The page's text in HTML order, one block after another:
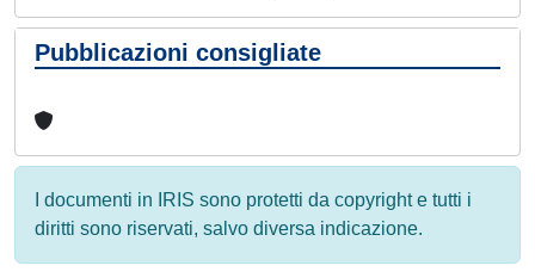
Pubblicazioni consigliate
I documenti in IRIS sono protetti da copyright e tutti i
diritti sono riservati, salvo diversa indicazione.